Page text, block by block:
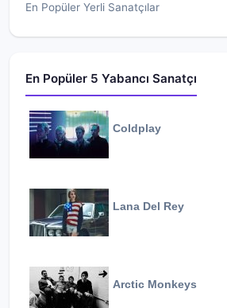
En Popüler Yerli Sanatçılar
En Popüler 5 Yabancı Sanatçı
Coldplay
Lana Del Rey
Arctic Monkeys